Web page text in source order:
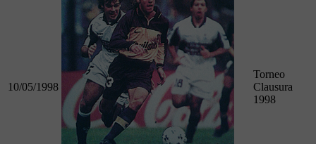
10/05/1998
Torneo
Clausura
1998